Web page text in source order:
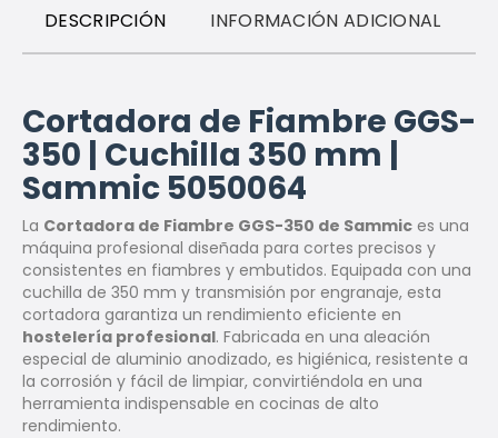
DESCRIPCIÓN INFORMACIÓN ADICIONAL
Cortadora de Fiambre GGS-
350 | Cuchilla 350 mm |
Sammic 5050064
La Cortadora de Fiambre GGS-350 de Sammic es una
máquina profesional diseñada para cortes precisos y
consistentes en fiambres y embutidos. Equipada con una
cuchilla de 350 mm y transmisión por engranaje, esta
cortadora garantiza un rendimiento eficiente en
hostelería profesional. Fabricada en una aleación
especial de aluminio anodizado, es higiénica, resistente a
la corrosión y fácil de limpiar, convirtiéndola en una
herramienta indispensable en cocinas de alto
rendimiento.